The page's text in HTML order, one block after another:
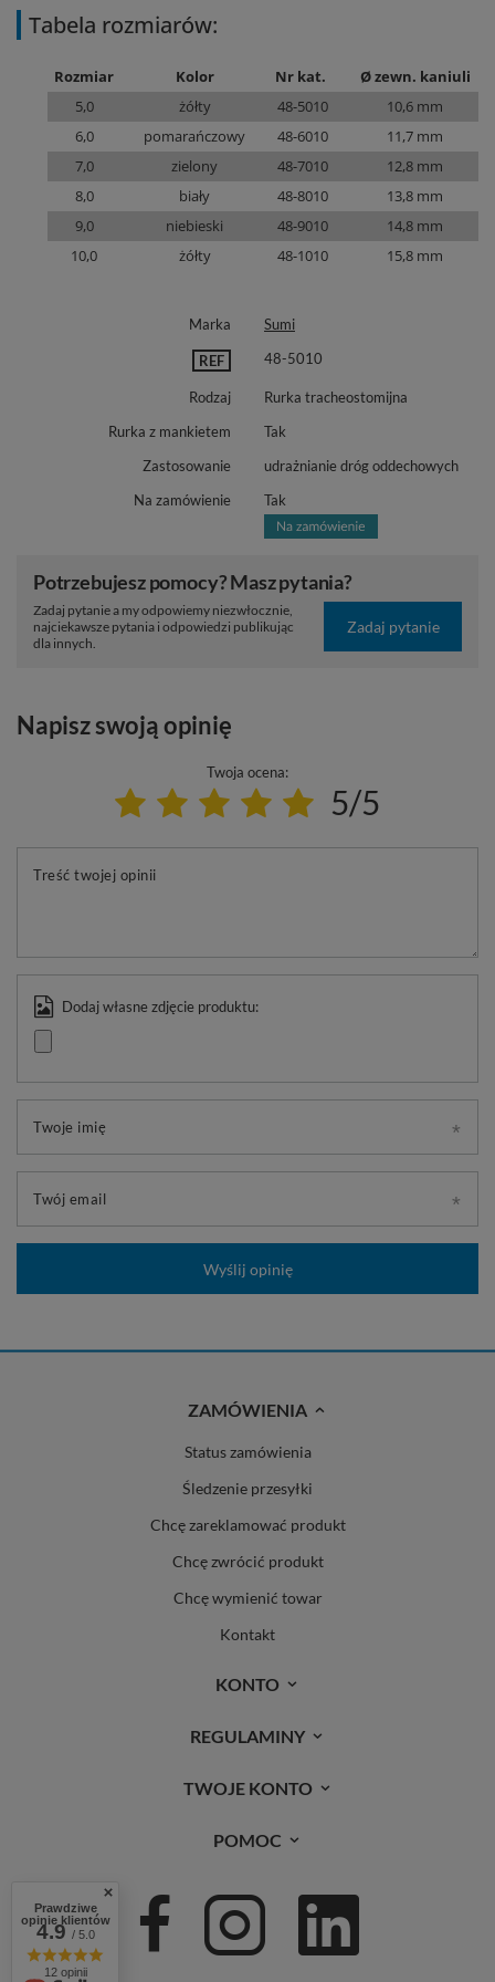
Tabela rozmiarów:
Rozmiar Kolor Nr kat.
Ø zewn. kaniuli
5,0
żółty 48-5010
10,6 mm
6,0
pomarańczowy 48-6010
11,7 mm
7,0
zielony 48-7010
12,8 mm
8,0
biały 48-8010
13,8 mm
9,0
niebieski 48-9010
14,8 mm
10,0
żółty 48-1010 15,8 mm
Marka Sumi
REF 48-5010
Rodzaj
Rurka tracheostomijna
Rurka z mankietem
Tak
Zastosowanie
udrażnianie dróg oddechowych
Na zamówienie
Tak
Potrzebujesz pomocy? Masz pytania?
Zadaj pytanie a my odpowiemy niezwłocznie,
najciekawsze pytania i odpowiedzi publikując
dla innych.
Zadaj pytanie
Napisz swoją opinię
Twoja ocena:
5/5
Treść twojej opinii
Dodaj własne zdjęcie produktu:
Twoje imię
Twój email
Wyślij opinię
ZAMÓWIENIA
Status zamówienia
Śledzenie przesyłki
Chcę zareklamować produkt
Chcę zwrócić produkt
Chcę wymienić towar
Kontakt
KONTO
REGULAMINY
TWOJE KONTO
POMOC
Prawdziwe
opinie klientów
4.9/ 5.0
12 opinii